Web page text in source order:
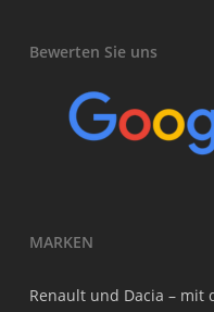
Bewerten Sie uns
MARKEN
Renault und Dacia – mit